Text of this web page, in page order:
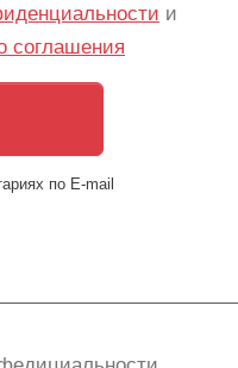
и
соглашения
по E-mail